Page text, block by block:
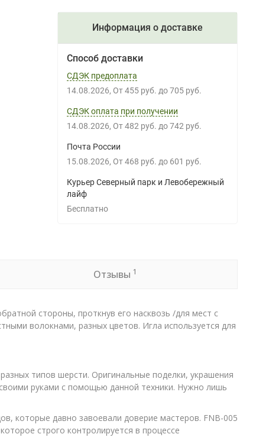
Информация о доставке
Способ доставки
СДЭК предоплата
14.08.2026 От 455 руб. до 705 руб.
СДЭК оплата при получении
14.08.2026 От 482 руб. до 742 руб.
Почта России
15.08.2026 От 468 руб. до 601 руб.
Курьер Северный парк и Левобережный
лайф
Бесплатно
Отзывы 1
стороны, проткнув его насквозь /для мест с
волокнами, разных цветов. Игла используется для
типов шерсти. Оригинальные поделки, украшения
руками с помощью данной техники. Нужно лишь
которые давно завоевали доверие мастеров. FNB-005
строго контролируется в процессе